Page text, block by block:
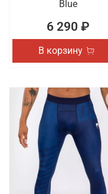
Blue
6 290 ₽
В корзину